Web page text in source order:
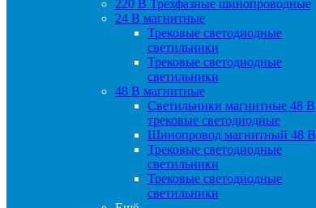
220 B Трехфазные шинопроводные
24 B магнитные
Трековые светодиодные
светильники
Трековые светодиодные
светильники
48 B магнитные
Светильники магнитные 48 В
трековые светодиодные
Шинопровод магнитный 48 В
Трековые светодиодные
светильники
Трековые светодиодные
светильники